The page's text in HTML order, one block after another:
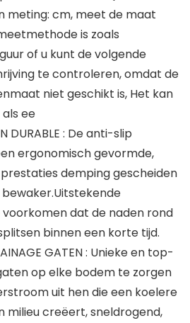
meting: cm, meet de maat
is zoals
of u kunt de volgende
te controleren, omdat de
niet geschikt is, Het kan
ee
DURABLE : De anti-slip
ergonomisch gevormde,
demping gescheiden
dat de naden rond
binnen een korte tijd.
GATEN : Unieke en top-
op elke bodem te zorgen
uit hen die een koelere
milieu creëert, sneldrogend,